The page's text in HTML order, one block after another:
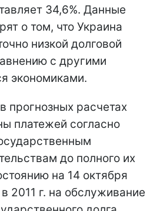
34,6%. Данные
о том, что Украина
низкой долговой
с другими
экономиками.
прогнозных расчетах
платежей согласно
до полного их
на 14 октября
2011 г. на обслуживание